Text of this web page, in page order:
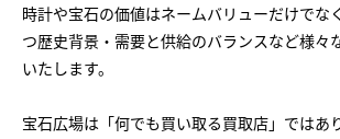
時計や宝石の価値はネームバリューだけでな
つ歴史背景・需要と供給のバランスなど様々
いたします。
宝石広場は「何でも買い取る買取店」ではあ